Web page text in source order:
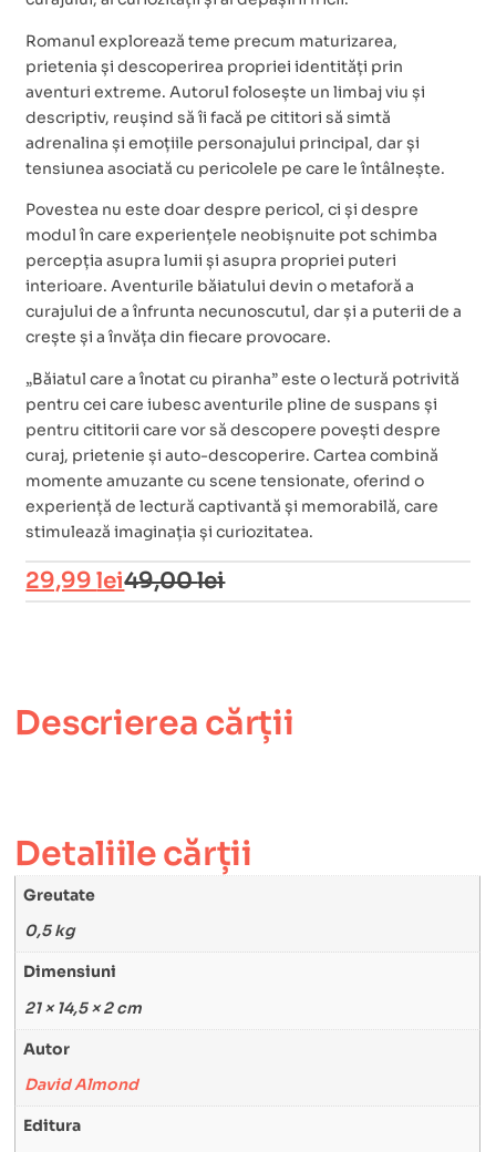
Romanul explorează teme precum maturizarea,
prietenia și descoperirea propriei identități prin
aventuri extreme. Autorul folosește un limbaj viu și
descriptiv, reușind să îi facă pe cititori să simtă
adrenalina și emoțiile personajului principal, dar și
tensiunea asociată cu pericolele pe care le întâlnește.
Povestea nu este doar despre pericol, ci și despre
modul în care experiențele neobișnuite pot schimba
percepția asupra lumii și asupra propriei puteri
interioare. Aventurile băiatului devin o metaforă a
curajului de a înfrunta necunoscutul, dar și a puterii de a
crește și a învăța din fiecare provocare.
„Băiatul care a înotat cu piranha” este o lectură potrivită
pentru cei care iubesc aventurile pline de suspans și
pentru cititorii care vor să descopere povești despre
curaj, prietenie și auto-descoperire. Cartea combină
momente amuzante cu scene tensionate, oferind o
experiență de lectură captivantă și memorabilă, care
stimulează imaginația și curiozitatea.
49,00lei
29,99lei
Descrierea cărții
Detaliile cărții
Greutate
0,5 kg
Dimensiuni
21 × 14,5 × 2 cm
Autor
David Almond
Editura